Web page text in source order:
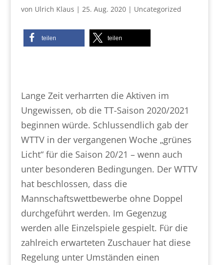
von Ulrich Klaus | 25. Aug. 2020| Uncategorized
teilen teilen
Lange Zeit verharrten die Aktiven im
Ungewissen, ob die TT-Saison 2020/2021
beginnen würde. Schlussendlich gab der
WTTV in der vergangenen Woche „grünes
Licht“ für die Saison 20/21 – wenn auch
unter besonderen Bedingungen. Der WTTV
hat beschlossen, dass die
Mannschaftswettbewerbe ohne Doppel
durchgeführt werden. Im Gegenzug
werden alle Einzelspiele gespielt. Für die
zahlreich erwarteten Zuschauer hat diese
Regelung unter Umständen einen